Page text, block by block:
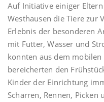
Auf Initiative einiger
Westhausen die Tiere zur
Erlebnis der besonderen
mit Futter, Wasser und
konnten aus dem
bereicherten den
Kinder der Einrichtung
Scharren, Rennen, Picken